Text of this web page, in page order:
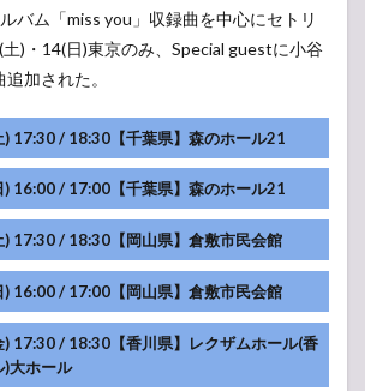
バム「miss you」収録曲を中心にセトリ
)・14(日)東京のみ、Special guestに小谷
加された。
17:30 / 18:30【千葉県】森のホール21
16:00 / 17:00【千葉県】森のホール21
17:30 / 18:30【岡山県】倉敷市民会館
16:00 / 17:00【岡山県】倉敷市民会館
17:30 / 18:30【香川県】レクザムホール(香
)大ホール